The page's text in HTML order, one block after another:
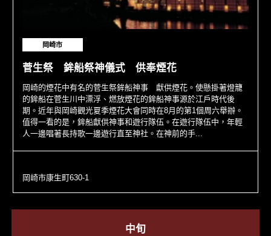
岡崎市
菅生祭 鉾船祭神儀式 供奉煙花
岡崎的煙花中有名的菅生祭鉾船神事 獻供煙花。使懸掛著燈籠
的鉾船在菅生川中漂浮、燃放煙花的鉾船神事源於江戶時代後
期。近年與岡崎觀光夏季煙花大會同時在8月的第1個周六舉辦。
值得一看的是，鉾船獻供神事和遊行隊伍。在遊行隊伍中，年輕
人一邊唱著長持歌一邊遊行直至神社。在神前的手...
岡崎市康生町630-1
中旬